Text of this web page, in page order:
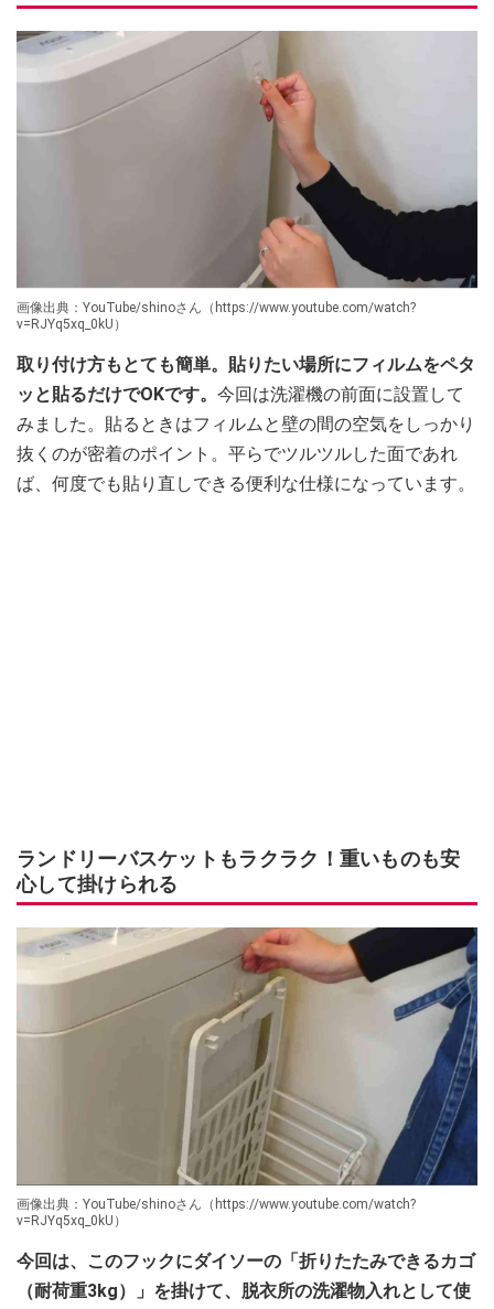
画像出典：YouTube/shinoさん（https://www.youtube.com/watch?
v=RJYq5xq_0kU）
取り付け方もとても簡単。貼りたい場所にフィルムをペタ
ッと貼るだけでOKです。 今回は洗濯機の前面に設置して
みました。貼るときはフィルムと壁の間の空気をしっかり
抜くのが密着のポイント。平らでツルツルした面であれ
ば、何度でも貼り直しできる便利な仕様になっています。
ランドリーバスケットもラクラク！重いものも安
心して掛けられる
画像出典：YouTube/shinoさん（https://www.youtube.com/watch?
v=RJYq5xq_0kU）
今回は、このフックにダイソーの「折りたたみできるカゴ
（耐荷重3kg）」を掛けて、脱衣所の洗濯物入れとして使